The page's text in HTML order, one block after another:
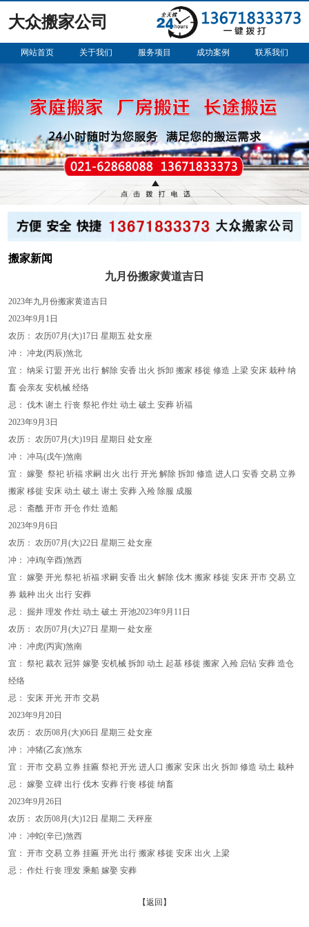
大众搬家公司
网站首页 关于我们 服务项目 成功案例 联系我们
搬家新闻
九月份搬家黄道吉日
2023年九月份搬家黄道吉日
2023年9月1日
农历： 农历07月(大)17日 星期五 处女座
冲： 冲龙(丙辰)煞北
宜： 纳采 订盟 开光 出行 解除 安香 出火 拆卸 搬家 移徙 修造 上梁 安床 栽种 纳
畜 会亲友 安机械 经络
忌： 伐木 谢土 行丧 祭祀 作灶 动土 破土 安葬 祈福
2023年9月3日
农历： 农历07月(大)19日 星期日 处女座
冲： 冲马(戊午)煞南
宜： 嫁娶 祭祀 祈福 求嗣 出火 出行 开光 解除 拆卸 修造 进人口 安香 交易 立券
搬家 移徙 安床 动土 破土 谢土 安葬 入殓 除服 成服
忌： 斋醮 开市 开仓 作灶 造船
2023年9月6日
农历： 农历07月(大)22日 星期三 处女座
冲： 冲鸡(辛酉)煞西
宜： 嫁娶 开光 祭祀 祈福 求嗣 安香 出火 解除 伐木 搬家 移徙 安床 开市 交易 立
券 栽种 出火 出行 安葬
忌： 掘井 理发 作灶 动土 破土 开池2023年9月11日
农历： 农历07月(大)27日 星期一 处女座
冲： 冲虎(丙寅)煞南
宜： 祭祀 裁衣 冠笄 嫁娶 安机械 拆卸 动土 起基 移徙 搬家 入殓 启钻 安葬 造仓
经络
忌： 安床 开光 开市 交易
2023年9月20日
农历： 农历08月(大)06日 星期三 处女座
冲： 冲猪(乙亥)煞东
宜： 开市 交易 立券 挂匾 祭祀 开光 进人口 搬家 安床 出火 拆卸 修造 动土 栽种
忌： 嫁娶 立碑 出行 伐木 安葬 行丧 移徙 纳畜
2023年9月26日
农历： 农历08月(大)12日 星期二 天秤座
冲： 冲蛇(辛已)煞西
宜： 开市 交易 立券 挂匾 开光 出行 搬家 移徙 安床 出火 上梁
忌： 作灶 行丧 理发 乘船 嫁娶 安葬
【返回】